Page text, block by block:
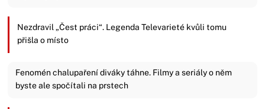
Nezdravil „Čest práci“. Legenda Televarieté kvůli tomu
přišla o místo
Fenomén chalupaření diváky táhne. Filmy a seriály o něm
byste ale spočítali na prstech